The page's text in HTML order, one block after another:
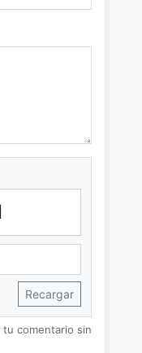
Recargar
tu comentario sin